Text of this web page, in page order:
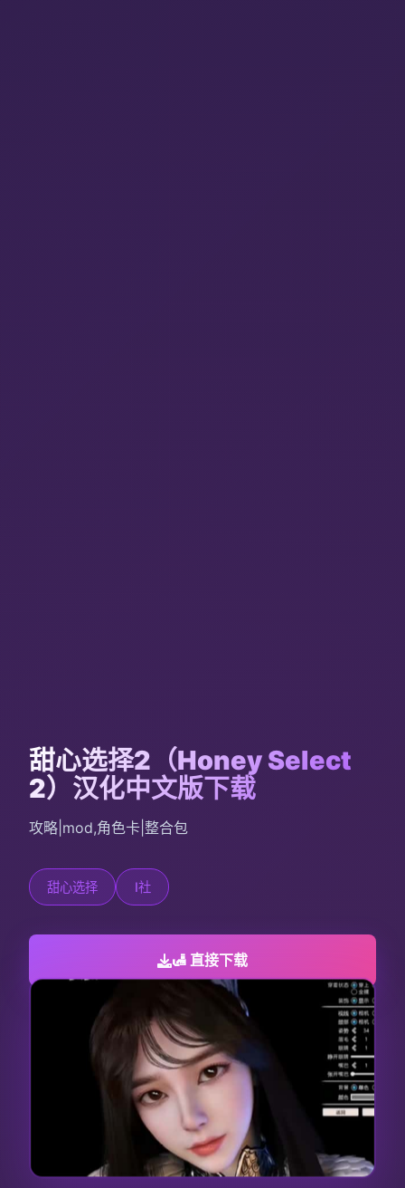
甜心选择2（Honey Select
2）汉化中文版下载
攻略|mod,角色卡|整合包
甜心选择 I社
🛃 直接下载